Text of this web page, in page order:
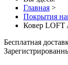
Главная >
Покрытия
Ковер LOFT
Бесплатная